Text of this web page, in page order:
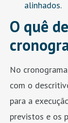
alinhados.
O quê
No
com o
para a
previstos e os